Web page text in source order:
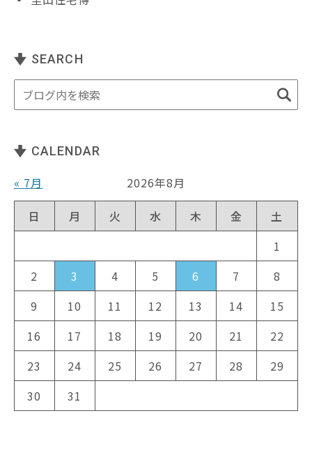
SEARCH
CALENDAR
« 7月
2026年8月
日
月 火 水 木 金
土
1
2
3 4 5 6 7
8
9
10 11 12 13 14
15
16
17 18 19 20 21
22
23
24 25 26 27 28
29
30
31